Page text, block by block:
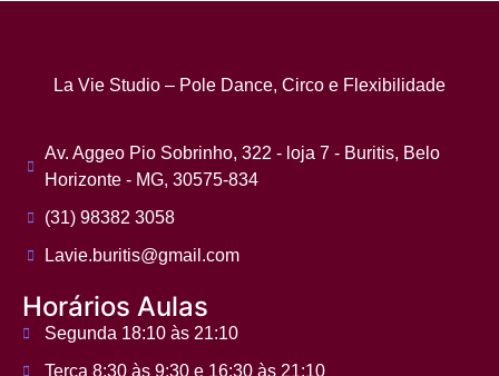
La Vie Studio – Pole Dance, Circo e Flexibilidade
Av. Aggeo Pio Sobrinho, 322 - loja 7 - Buritis, Belo
Horizonte - MG, 30575-834
(31) 98382 3058
Lavie.buritis@gmail.com
Horários Aulas
Segunda 18:10 às 21:10
Terça 8:30 às 9:30 e 16:30 às 21:10